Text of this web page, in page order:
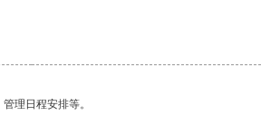
理日程安排等。